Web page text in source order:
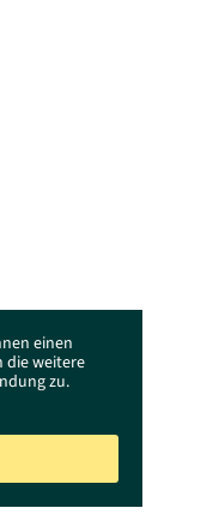
einen
die weitere
zu.